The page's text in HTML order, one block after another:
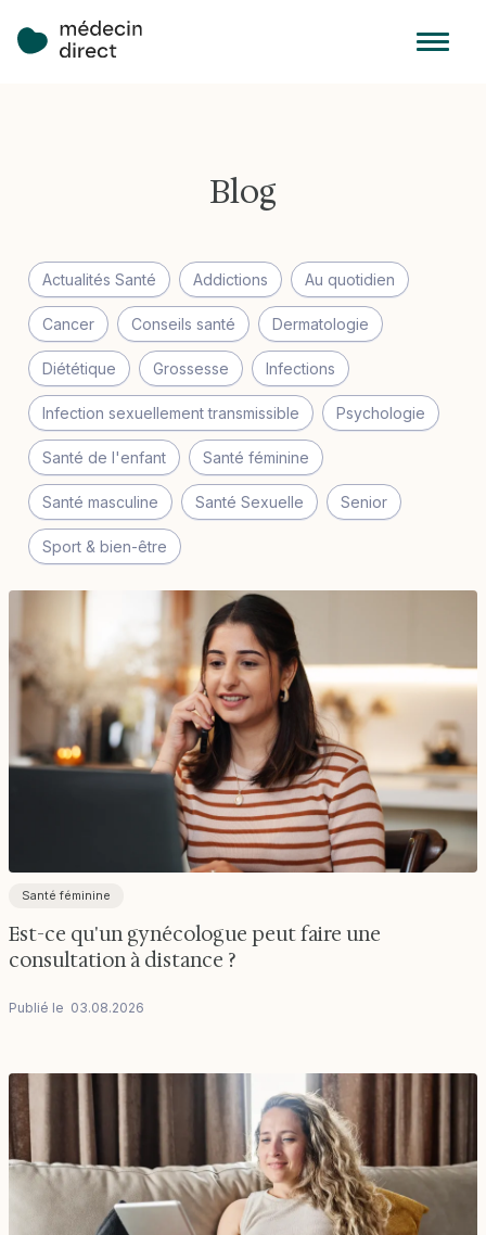
Blog
Actualités Santé Addictions Au quotidien
Cancer Conseils santé Dermatologie
Diététique Grossesse Infections
Infection sexuellement transmissible Psychologie
Santé de l'enfant Santé féminine
Santé masculine Santé Sexuelle Senior
Sport & bien-être
Santé féminine
Est-ce qu'un gynécologue peut faire une
consultation à distance ?
Publié le 03.08.2026